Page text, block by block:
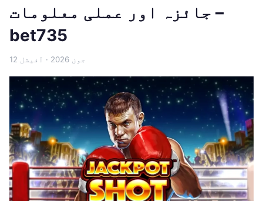
جائزہ اور عملی معلومات –
bet735
12 جون 2026 · آفیشل